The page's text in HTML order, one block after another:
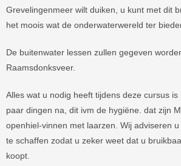
Grevelingenmeer wilt duiken, u kunt met dit
het moois wat de onderwaterwereld ter
De buitenwater lessen zullen gegeven
Raamsdonksveer.
Alles wat u nodig heeft tijdens deze cursus
paar dingen na, dit ivm de hygiëne. dat zijn
openhiel-vinnen met laarzen. Wij adviseren
te schaffen zodat u zeker weet dat u
koopt.